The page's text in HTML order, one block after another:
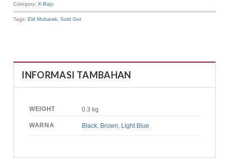
Category:X-Baju
Tags:Eid Mubarak ,Sold Out
INFORMASI TAMBAHAN
WEIGHT 0.3 kg
WARNA Black Brown Light Blue